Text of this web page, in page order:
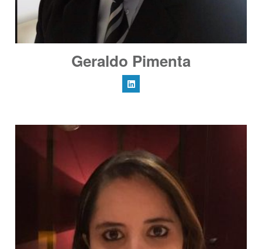
Geraldo Pimenta